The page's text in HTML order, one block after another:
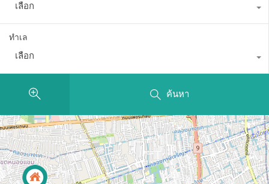
เลือก
ทำเล
เลือก
ค้นหา